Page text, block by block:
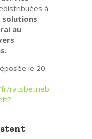
à
solutions
au
le 20
fr/ratsbetrieb